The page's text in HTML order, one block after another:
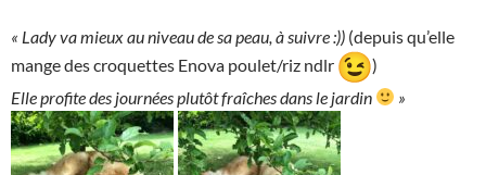
« L ady va mieux au niveau de sa peau, à suivre :)) (depuis qu’elle
mange des croquettes Enova poulet/riz ndlr
)
Elle profite des journées plutôt fraîches dans le jardin
»